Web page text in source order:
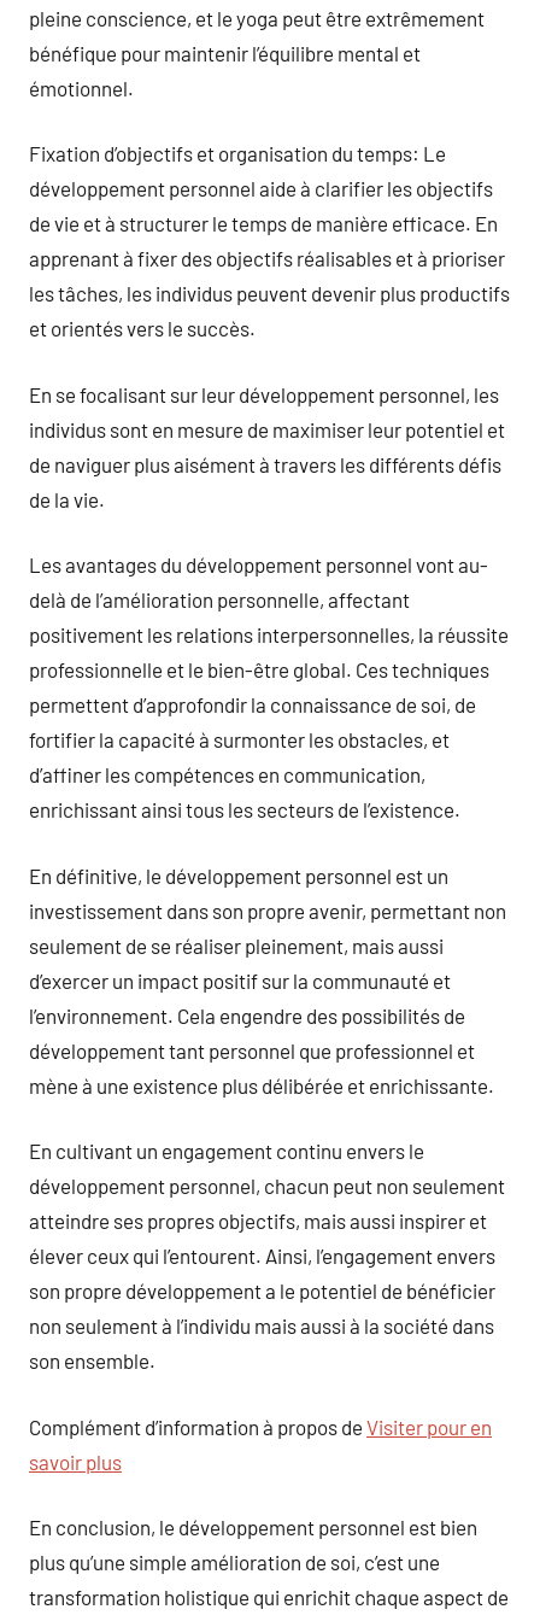
pleine conscience, et le yoga peut être extrêmement
bénéfique pour maintenir l’équilibre mental et
émotionnel.
Fixation d’objectifs et organisation du temps: Le
développement personnel aide à clarifier les objectifs
de vie et à structurer le temps de manière efficace. En
apprenant à fixer des objectifs réalisables et à prioriser
les tâches, les individus peuvent devenir plus productifs
et orientés vers le succès.
En se focalisant sur leur développement personnel, les
individus sont en mesure de maximiser leur potentiel et
de naviguer plus aisément à travers les différents défis
de la vie.
Les avantages du développement personnel vont au-
delà de l’amélioration personnelle, affectant
positivement les relations interpersonnelles, la réussite
professionnelle et le bien-être global. Ces techniques
permettent d’approfondir la connaissance de soi, de
fortifier la capacité à surmonter les obstacles, et
d’affiner les compétences en communication,
enrichissant ainsi tous les secteurs de l’existence.
En définitive, le développement personnel est un
investissement dans son propre avenir, permettant non
seulement de se réaliser pleinement, mais aussi
d’exercer un impact positif sur la communauté et
l’environnement. Cela engendre des possibilités de
développement tant personnel que professionnel et
mène à une existence plus délibérée et enrichissante.
En cultivant un engagement continu envers le
développement personnel, chacun peut non seulement
atteindre ses propres objectifs, mais aussi inspirer et
élever ceux qui l’entourent. Ainsi, l’engagement envers
son propre développement a le potentiel de bénéficier
non seulement à l’individu mais aussi à la société dans
son ensemble.
Complément d’information à propos de Visiter pour en
savoir plus
En conclusion, le développement personnel est bien
plus qu’une simple amélioration de soi, c’est une
transformation holistique qui enrichit chaque aspect de